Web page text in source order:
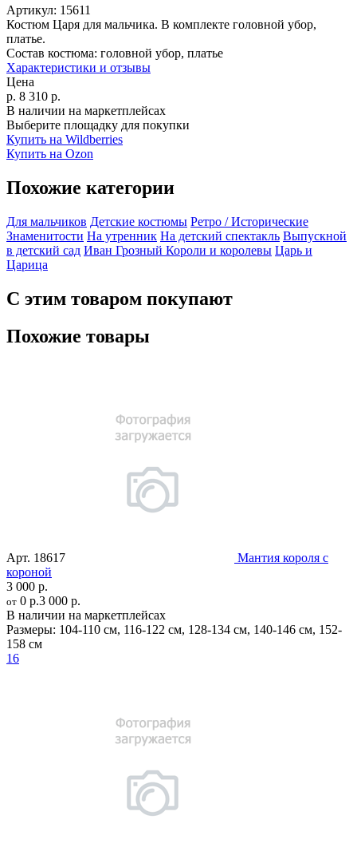
Артикул: 15611
Костюм Царя для мальчика. В комплекте головной убор,
платье.
Состав костюма: головной убор, платье
Характеристики и отзывы
Цена
р. 8 310 р.
В наличии на маркетплейсах
Выберите площадку для покупки
Купить на Wildberries
Купить на Ozon
Похожие категории
Для мальчиков Детские костюмы Ретро / Исторические
Знаменитости На утренник На детский спектакль Выпускной
в детский сад Иван Грозный Короли и королевы Царь и
Царица
С этим товаром покупают
Похожие товары
Арт. 18617
Мантия короля с
короной
3 000 р.
от 0 р.3 000 р.
В наличии на маркетплейсах
Размеры: 104-110 см, 116-122 см, 128-134 см, 140-146 см, 152-
158 см
16